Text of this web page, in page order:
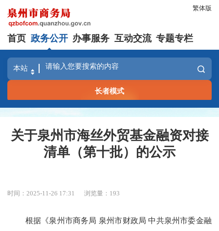
繁体版
首页 政务公开 办事服务 互动交流 专题专栏
长者模式
关于泉州市海丝外贸基金融资对接
清单（第十批）的公示
时间：2025-11-26 17:31 浏览量： 193
根据《泉州市商务局 泉州市财政局 中共泉州市委金融